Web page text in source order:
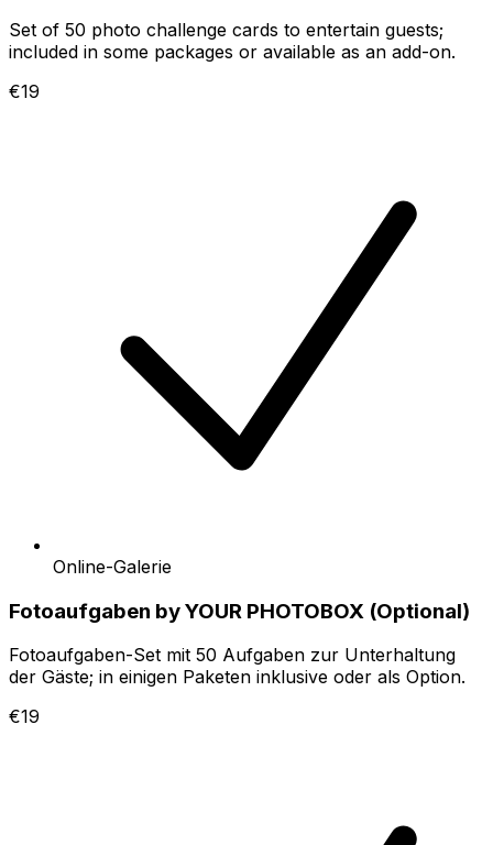
Set of 50 photo challenge cards to entertain guests;
included in some packages or available as an add-on.
€19
Online-Galerie
Fotoaufgaben by YOUR PHOTOBOX (Optional)
Fotoaufgaben-Set mit 50 Aufgaben zur Unterhaltung
der Gäste; in einigen Paketen inklusive oder als Option.
€19